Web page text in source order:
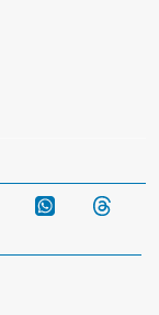
Telegram WhatsApp